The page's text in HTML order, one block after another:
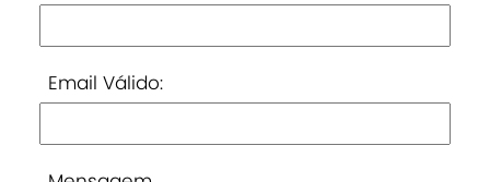
Email Válido: